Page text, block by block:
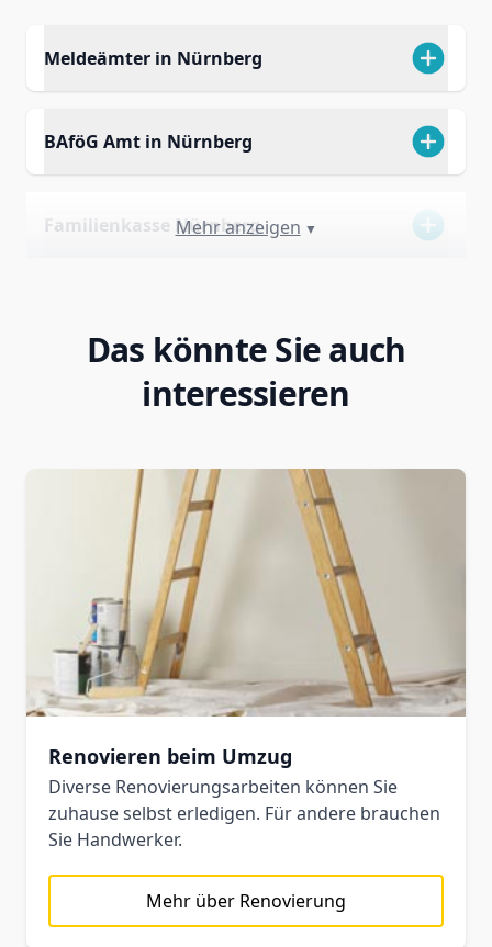
Meldeämter in Nürnberg
BAföG Amt in Nürnberg
Familienkasse Nürnberg
Mehr anzeigen ▼
Das könnte Sie auch
interessieren
Renovieren beim Umzug
Diverse Renovierungsarbeiten können Sie
zuhause selbst erledigen. Für andere brauchen
Sie Handwerker.
Mehr über Renovierung